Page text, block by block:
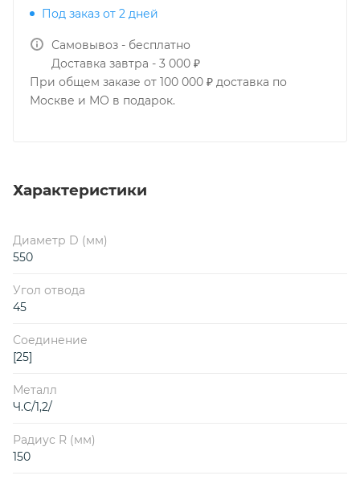
Под заказ от 2 дней
Самовывоз - бесплатно
Доставка завтра - 3 000 ₽
При общем заказе от 100 000 ₽ доставка по
Москве и МО в подарок.
Характеристики
Диаметр D (мм)
550
Угол отвода
45
Соединение
[25]
Металл
Ч.С/1,2/
Радиус R (мм)
150